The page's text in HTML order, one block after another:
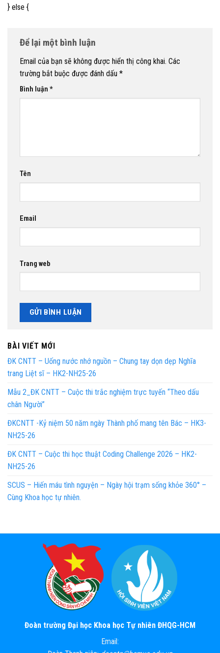
} else {
Để lại một bình luận
Email của bạn sẽ không được hiển thị công khai. Các
trường bắt buộc được đánh dấu *
Bình luận *
Tên
Email
Trang web
BÀI VIẾT MỚI
ĐK CNTT – Uống nước nhớ nguồn – Chung tay dọn dẹp Nghĩa
trang Liệt sĩ – HK2-NH25-26
Mẫu 2_ĐK CNTT – Cuộc thi trắc nghiệm trực tuyến “Theo dấu
chân Người”
ĐKCNTT -Kỷ niệm 50 năm ngày Thành phố mang tên Bác – HK3-
NH25-26
ĐK CNTT – Cuộc thi học thuật Coding Challenge 2026 – HK2-
NH25-26
SCUS – Hiến máu tình nguyện – Ngày hội trạm sống khỏe 360° –
Cùng Khoa học tự nhiên.
Đoàn trường Đại học Khoa học Tự nhiên ĐHQG-HCM
Email: